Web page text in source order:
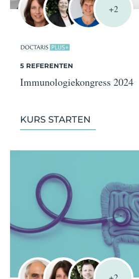
+2
5 REFERENTEN
Immunologiekongress 2024
KURS STARTEN